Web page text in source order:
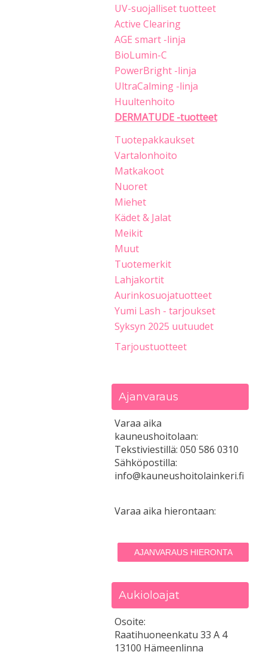
UV-suojalliset tuotteet
Active Clearing
AGE smart -linja
BioLumin-C
PowerBright -linja
UltraCalming -linja
Huultenhoito
DERMATUDE -tuotteet
Tuotepakkaukset
Vartalonhoito
Matkakoot
Nuoret
Miehet
Kädet & Jalat
Meikit
Muut
Tuotemerkit
Lahjakortit
Aurinkosuojatuotteet
Yumi Lash - tarjoukset
Syksyn 2025 uutuudet
Tarjoustuotteet
Ajanvaraus
Varaa aika
kauneushoitolaan:
Tekstiviestillä: 050 586 0310
Sähköpostilla:
info@kauneushoitolainkeri.fi
Varaa aika hierontaan:
AJANVARAUS HIERONTA
Aukioloajat
Osoite:
Raatihuoneenkatu 33 A 4
13100 Hämeenlinna